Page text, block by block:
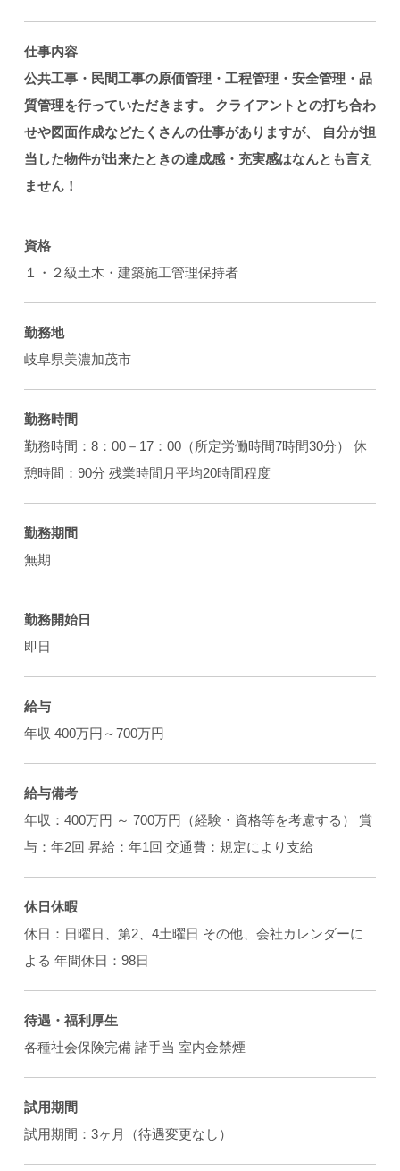
仕事内容
公共工事・民間工事の原価管理・工程管理・安全管理・品
質管理を行っていただきます。
クライアントとの打ち合わ
せや図面作成などたくさんの仕事がありますが、
自分が担
当した物件が出来たときの達成感・充実感はなんとも言え
ません！
資格
１・２級土木・建築施工管理保持者
勤務地
岐阜県美濃加茂市
勤務時間
勤務時間：8：00－17：00（所定労働時間7時間30分） 休
憩時間：90分 残業時間月平均20時間程度
勤務期間
無期
勤務開始日
即日
給与
年収 400万円～700万円
給与備考
年収：400万円 ～ 700万円（経験・資格等を考慮する） 賞
与：年2回 昇給：年1回 交通費：規定により支給
休日休暇
休日：日曜日、第2、4土曜日 その他、会社カレンダーに
よる 年間休日：98日
待遇・福利厚生
各種社会保険完備 諸手当 室内金禁煙
試用期間
試用期間：3ヶ月（待遇変更なし）